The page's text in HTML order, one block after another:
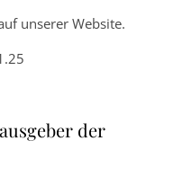
unserer Website.
der